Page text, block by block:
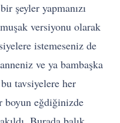
şeyler yapmanızı
versiyonu olarak
istemeseniz de
ve ya bambaşka
tavsiyelere her
boyun eğdiğinizde